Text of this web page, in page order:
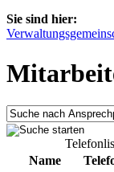
Sie sind hier:
Name